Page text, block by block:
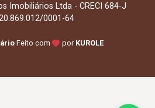
Imobiliários Ltda - CRECI 684-J
0001-64
Feito com por KUROLE